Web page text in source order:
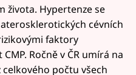
života. Hypertenze se
cévních
faktory
Ročně v ČR umírá na
počtu všech